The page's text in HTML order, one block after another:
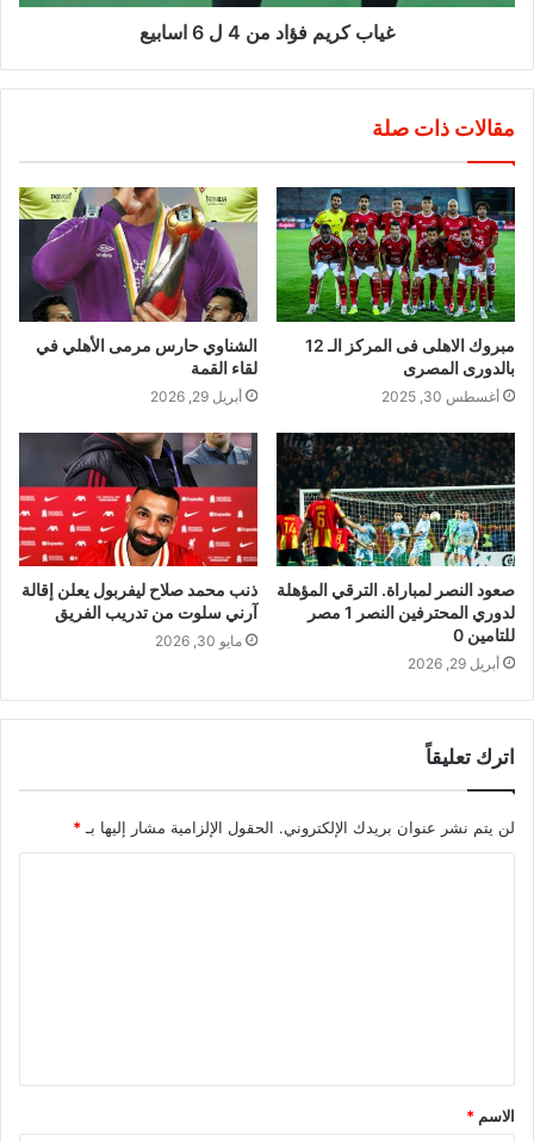
غياب كريم فؤاد من 4 ل 6 اسابيع
مقالات ذات صلة
مبروك الاهلى فى المركز الـ 12
بالدورى المصرى
أغسطس 30, 2025
الشناوي حارس مرمى الأهلي في
لقاء القمة
أبريل 29, 2026
صعود النصر لمباراة. الترقي المؤهلة
لدوري المحترفين النصر 1 مصر
للتامين 0
أبريل 29, 2026
ذنب محمد صلاح ليفربول يعلن إقالة
آرني سلوت من تدريب الفريق
مايو 30, 2026
اترك تعليقاً
لن يتم نشر عنوان بريدك الإلكتروني. الحقول الإلزامية مشار إليها بـ*
ق
*
الاسم *